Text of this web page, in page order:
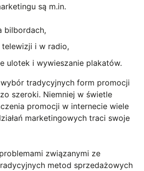
są m.in.
bilbordach,
i w radio,
ulotek i wywieszanie plakatów.
tradycyjnych form promocji
szeroki. Niemniej w świetle
promocji w internecie wiele
marketingowych traci swoje
związanymi ze
metod sprzedażowych